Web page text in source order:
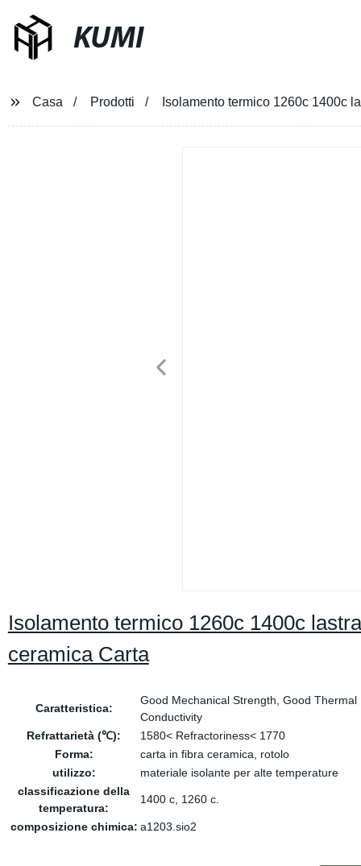
KUMI
Casa Prodotti Isolamento termico 1260c 1400c
Isolamento termico 1260c 1400c
ceramica Carta
Caratteristica:
Good Mechanical Strength, Good
Conductivity
Refrattarietà (℃):
1580< Refractoriness< 1770
Forma:
carta in fibra ceramica, rotolo
utilizzo:
materiale isolante per alte temperature
classificazione della
temperatura:
1400 c, 1260 c.
composizione chimica: a1203.sio2